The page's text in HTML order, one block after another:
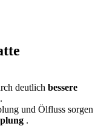
deutlich bessere
und Ölfluss sorgen
.